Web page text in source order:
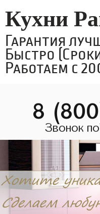
Кухни
Гарантия
Быстро
Работаем с
8
Звонок